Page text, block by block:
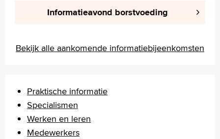
Informatieavond borstvoeding
Bekijk alle aankomende informatiebijeenkomsten
Praktische informatie
Specialismen
Werken en leren
Medewerkers